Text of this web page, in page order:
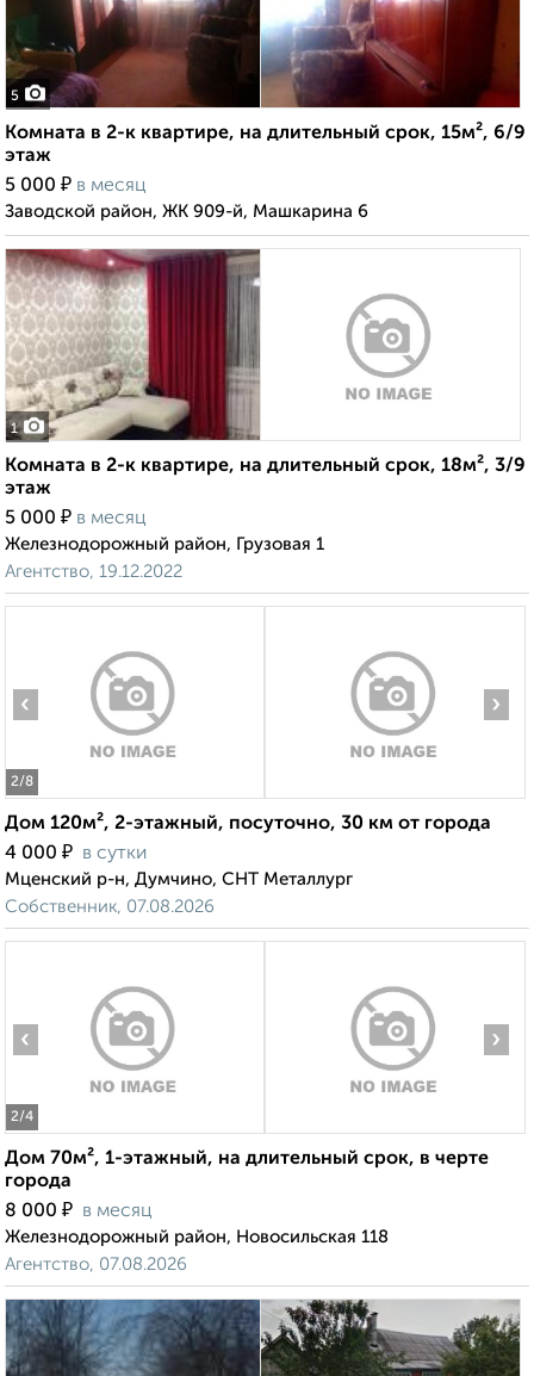
5
Комната в 2-к квартире, на длительный срок, 15м², 6/9
этаж
5 000 ₽ в месяц
Заводской район, ЖК 909-й, Машкарина 6
1
Комната в 2-к квартире, на длительный срок, 18м², 3/9
этаж
5 000 ₽ в месяц
Железнодорожный район, Грузовая 1
Агентство, 19.12.2022
2/8
‹ ›
Дом 120м², 2-этажный, посуточно, 30 км от города
4 000 ₽ в сутки
Мценский р-н, Думчино, СНТ Металлург
Собственник, 07.08.2026
2/4
‹ ›
Дом 70м², 1-этажный, на длительный срок, в черте
города
8 000 ₽ в месяц
Железнодорожный район, Новосильская 118
Агентство, 07.08.2026